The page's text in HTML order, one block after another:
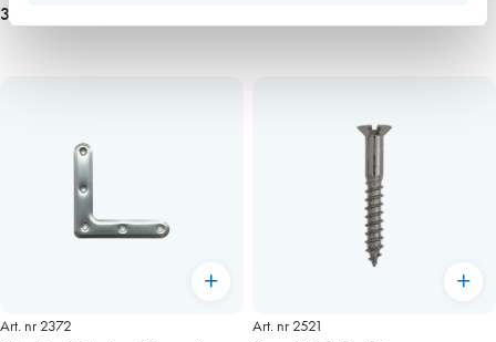
33,00 kr
Art. nr 2372 Art. nr 2521